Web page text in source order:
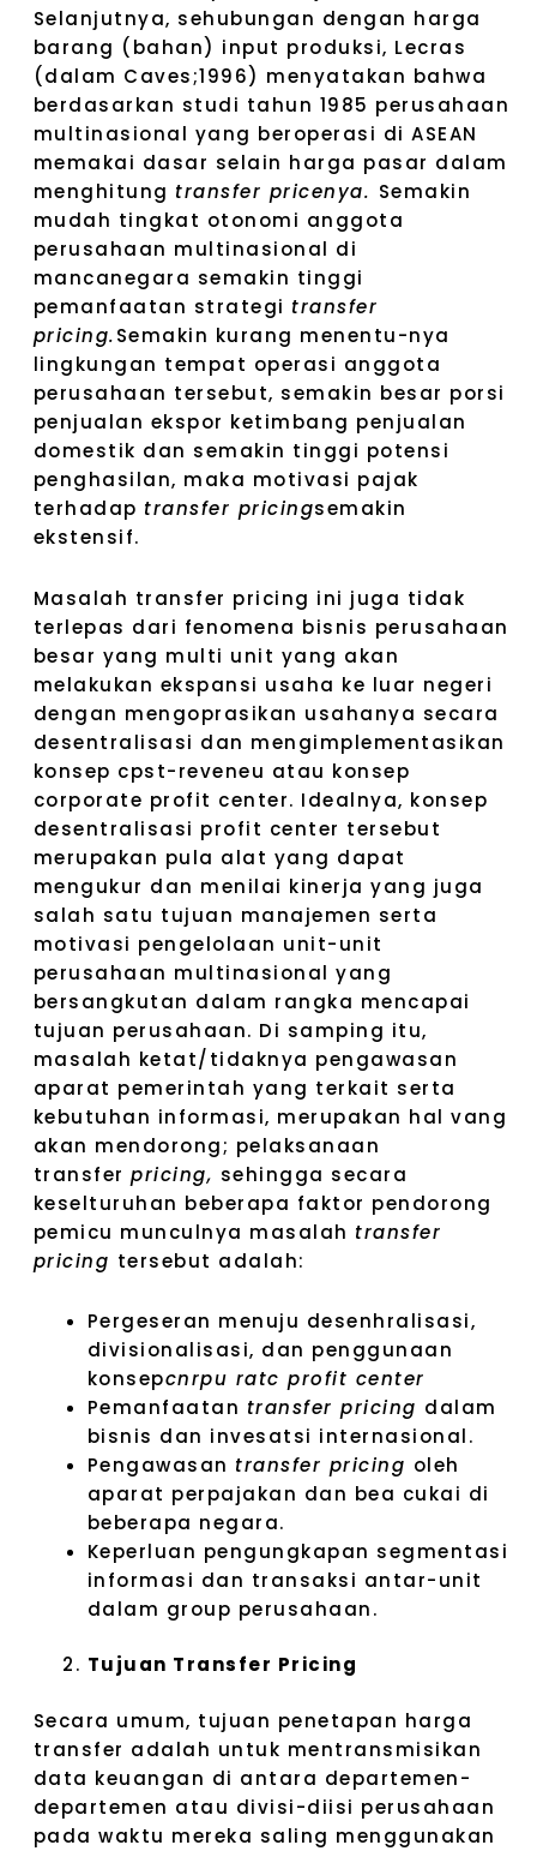
Selanjutnya, sehubungan dengan harga
barang (bahan) input produksi, Lecras
(dalam Caves;1996) menyatakan bahwa
berdasarkan studi tahun 1985 perusahaan
multinasional yang beroperasi di ASEAN
memakai dasar selain harga pasar dalam
menghitung transfer pricenya. Semakin
mudah tingkat otonomi anggota
perusahaan multinasional di
mancanegara semakin tinggi
pemanfaatan strategi transfer
pricing.Semakin kurang menentu-nya
lingkungan tempat operasi anggota
perusahaan tersebut, semakin besar porsi
penjualan ekspor ketimbang penjualan
domestik dan semakin tinggi potensi
penghasilan, maka motivasi pajak
terhadap transfer pricingsemakin
ekstensif.
Masalah transfer pricing ini juga tidak
terlepas dari fenomena bisnis perusahaan
besar yang multi unit yang akan
melakukan ekspansi usaha ke luar negeri
dengan mengoprasikan usahanya secara
desentralisasi dan mengimplementasikan
konsep cpst-reveneu atau konsep
corporate profit center. Idealnya, konsep
desentralisasi profit center tersebut
merupakan pula alat yang dapat
mengukur dan menilai kinerja yang juga
salah satu tujuan manajemen serta
motivasi pengelolaan unit-unit
perusahaan multinasional yang
bersangkutan dalam rangka mencapai
tujuan perusahaan. Di samping itu,
masalah ketat/tidaknya pengawasan
aparat pemerintah yang terkait serta
kebutuhan informasi, merupakan hal vang
akan mendorong; pelaksanaan
transferpricing, sehingga secara
keselturuhan beberapa faktor pendorong
pemicu munculnya masalah transfer
pricing tersebut adalah:
Pergeseran menuju desenhralisasi,
divisionalisasi, dan penggunaan
konsepcnrpu­ ratc profit center
Pemanfaatan transfer pricing dalam
bisnis dan invesatsi internasional.
Pengawasan transfer pricing oleh
aparat perpajakan dan bea cukai di
beberapa negara.
Keperluan pengungkapan segmentasi
informasi dan transaksi antar-unit
dalam group perusahaan.
Tujuan Transfer Pricing
Secara umum, tujuan penetapan harga
transfer adalah untuk mentransmisikan
data keuangan di antara departemen-
departemen atau divisi-diisi perusahaan
pada waktu mereka saling menggunakan